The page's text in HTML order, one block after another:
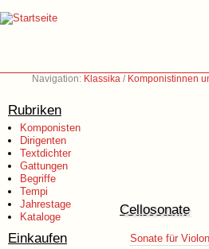
Navigation: Klassika / Komponistinnen
Rubriken
Komponisten
Dirigenten
Textdichter
Gattungen
Begriffe
Tempi
Jahrestage
Kataloge
Einkaufen
Cellosonate
Sonate für